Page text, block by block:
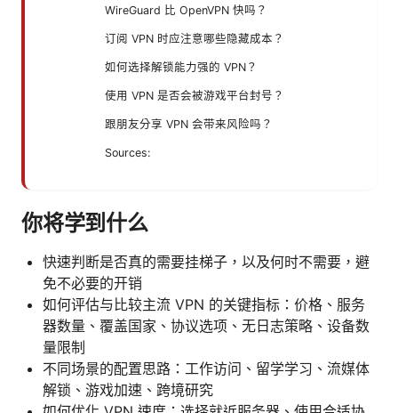
WireGuard 比 OpenVPN 快吗？
订阅 VPN 时应注意哪些隐藏成本？
如何选择解锁能力强的 VPN？
使用 VPN 是否会被游戏平台封号？
跟朋友分享 VPN 会带来风险吗？
Sources:
你将学到什么
快速判断是否真的需要挂梯子，以及何时不需要，避
免不必要的开销
如何评估与比较主流 VPN 的关键指标：价格、服务
器数量、覆盖国家、协议选项、无日志策略、设备数
量限制
不同场景的配置思路：工作访问、留学学习、流媒体
解锁、游戏加速、跨境研究